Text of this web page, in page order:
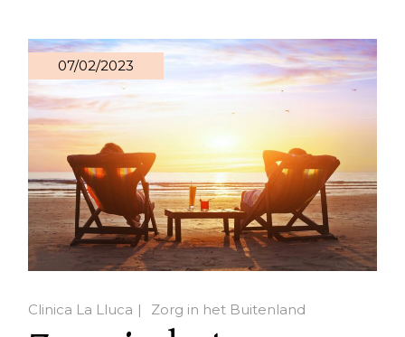
07/02/2023
Clinica La Lluca Zorg in het Buitenland